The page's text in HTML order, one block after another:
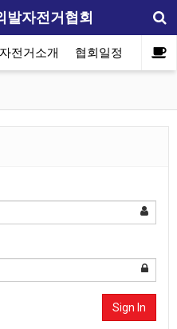
발자전거협회
전거소개 협회일정 자료실
Sign In